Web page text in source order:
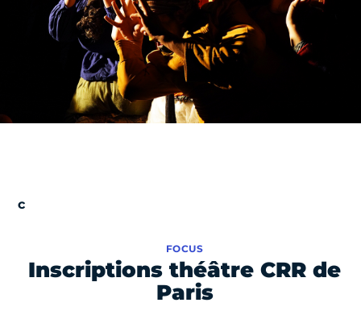
Inscriptions théâtre CRR de
Paris
FOCUS